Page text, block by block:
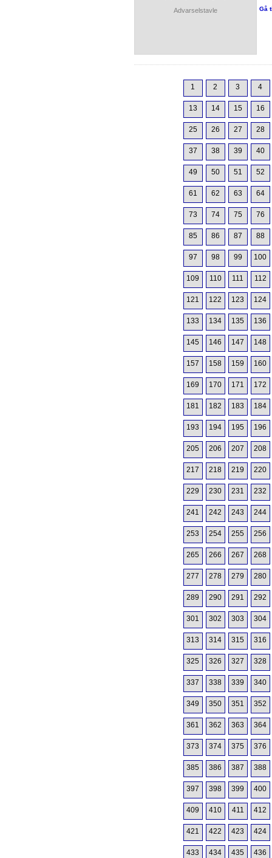
Advarselstavle
Gå
1 2 3 4
13 14 15 16
25 26 27 28
37 38 39 40
49 50 51 52
61 62 63 64
73 74 75 76
85 86 87 88
97 98 99 100
109 110 111 112
121 122 123 124
133 134 135 136
145 146 147 148
157 158 159 160
169 170 171 172
181 182 183 184
193 194 195 196
205 206 207 208
217 218 219 220
229 230 231 232
241 242 243 244
253 254 255 256
265 266 267 268
277 278 279 280
289 290 291 292
301 302 303 304
313 314 315 316
325 326 327 328
337 338 339 340
349 350 351 352
361 362 363 364
373 374 375 376
385 386 387 388
397 398 399 400
409 410 411 412
421 422 423 424
433 434 435 436